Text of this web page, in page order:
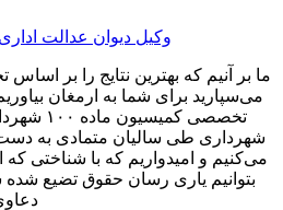
ما بر آنیم که بهترین نتایج را بر اساس
می‌سپارید برای شما به ارمغان
تخصصی
شهرداری طی سالیان متمادی به دست
می‌کنیم و امیدواریم که با شناختی که
بتوانیم یاری رسان حقوق تضیع